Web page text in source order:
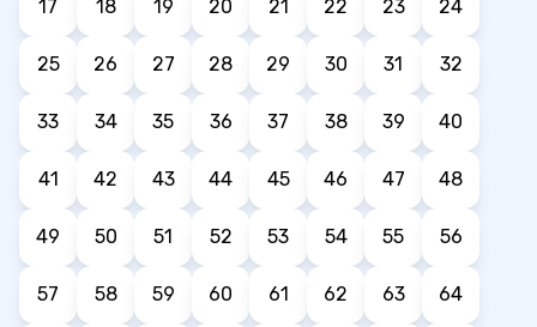
17 18 19 20 21 22 23 24
25 26 27 28 29 30 31 32
33 34 35 36 37 38 39 40
41 42 43 44 45 46 47 48
49 50 51 52 53 54 55 56
57 58 59 60 61 62 63 64